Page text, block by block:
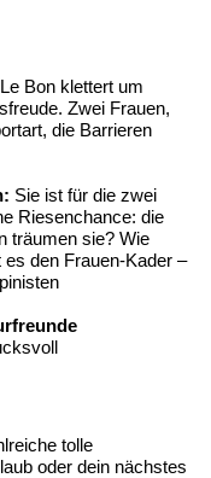
Bon klettert um
Zwei Frauen,
die Barrieren
Sie ist für die zwei
Riesenchance: die
träumen sie? Wie
den Frauen-Kader –
tolle
oder dein nächstes